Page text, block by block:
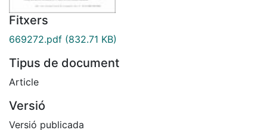
Fitxers
669272.pdf (832.71 KB)
Tipus de document
Article
Versió
Versió publicada